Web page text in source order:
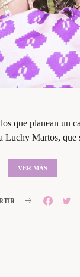
que planean un
Luchy Martos, que
VER MÁS